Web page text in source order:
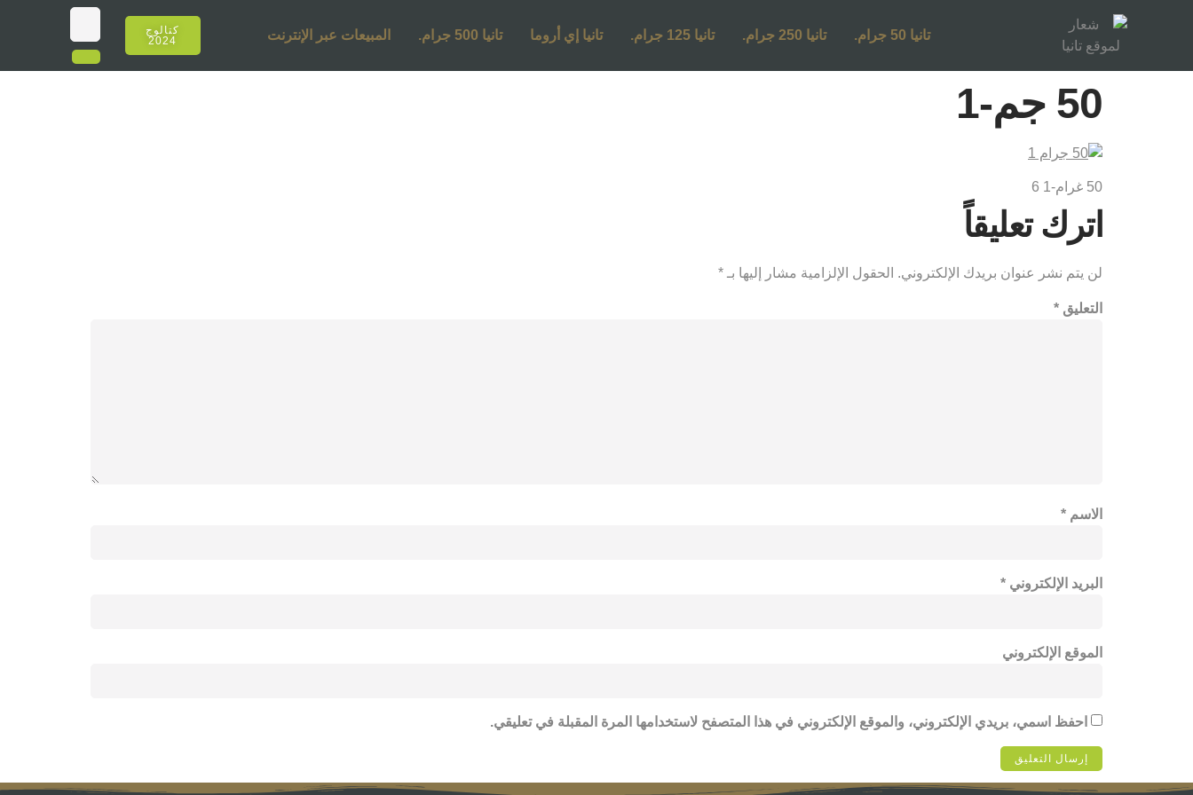
تانيا 50 جرام. تانيا 250 جرام. تانيا 125 جرام. تانيا إي أروما تانيا 500 جرام. المبيعات عبر الإنترنت
كتالوج
2024
50 جم-1
50 غرام-1 6
اترك تعليقاً
لن يتم نشر عنوان بريدك الإلكتروني. الحقول الإلزامية مشار إليها بـ *
التعليق *
الاسم *
البريد الإلكتروني *
الموقع الإلكتروني
احفظ اسمي، بريدي الإلكتروني، والموقع الإلكتروني في هذا المتصفح لاستخدامها المرة المقبلة في تعليقي.